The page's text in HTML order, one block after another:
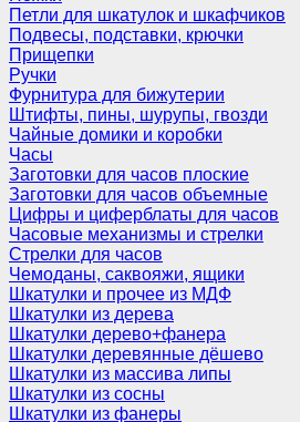
Петли для шкатулок и шкафчиков
Подвесы, подставки, крючки
Прищепки
Ручки
Фурнитура для бижутерии
Штифты, пины, шурупы, гвозди
Чайные домики и коробки
Часы
Заготовки для часов плоские
Заготовки для часов объемные
Цифры и циферблаты для часов
Часовые механизмы и стрелки
Стрелки для часов
Чемоданы, саквояжи, ящики
Шкатулки и прочее из МДФ
Шкатулки из дерева
Шкатулки дерево+фанера
Шкатулки деревянные дёшево
Шкатулки из массива липы
Шкатулки из сосны
Шкатулки из фанеры